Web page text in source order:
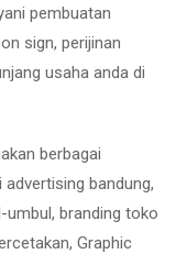
pembuatan
sign, perijinan
usaha anda di
berbagai
bandung,
umbul, branding toko
Graphic